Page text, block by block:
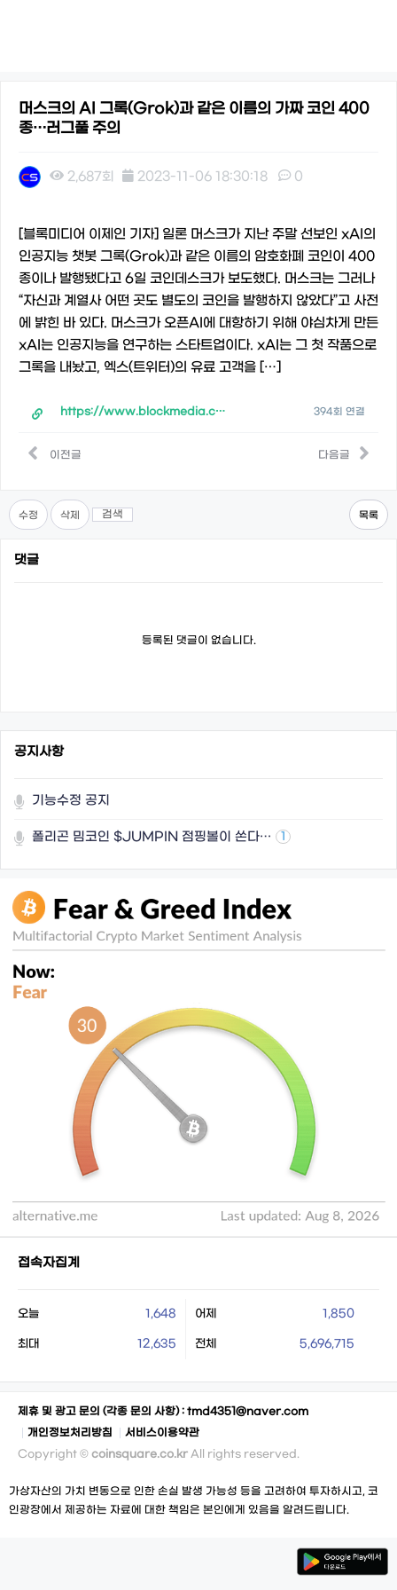
머스크의 AI 그록(Grok)과 같은 이름의 가짜 코인 400
종…러그풀 주의
2,687회 2023-11-06 18:30:18 0
[블록미디어 이제인 기자] 일론 머스크가 지난 주말 선보인 xAI의
인공지능 챗봇 그록(Grok)과 같은 이름의 암호화폐 코인이 400
종이나 발행됐다고 6일 코인데스크가 보도했다. 머스크는 그러나
“자신과 계열사 어떤 곳도 별도의 코인을 발행하지 않았다”고 사전
에 밝힌 바 있다. 머스크가 오픈AI에 대항하기 위해 야심차게 만든
xAI는 인공지능을 연구하는 스타트업이다. xAI는 그 첫 작품으로
그록을 내놨고, 엑스(트위터)의 유료 고객을 […]
https://www.blockmedia.co.kr/archives/402216 394회 연결
이전글 다음글
수정 삭제 검색 목록
댓글
등록된 댓글이 없습니다.
공지사항
기능수정 공지
폴리곤 밈코인 $JUMPIN 점핑볼이 쏜다… 1
접속자집계
오늘 1,648 어제 1,850
최대 12,635 전체 5,696,715
제휴 및 광고 문의 (각종 문의 사항) : tmd4351@naver.com
개인정보처리방침
서비스이용약관
Copyright © coinsquare.co.kr All rights reserved.
가상자산의 가치 변동으로 인한 손실 발생 가능성 등을 고려하여 투자하시고, 코
인광장에서 제공하는 자료에 대한 책임은 본인에게 있음을 알려드립니다.